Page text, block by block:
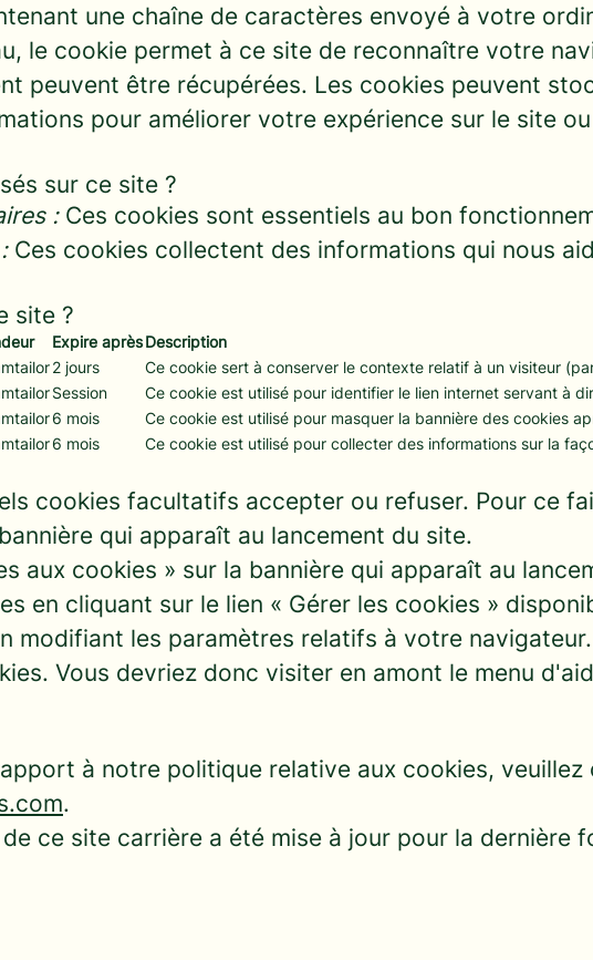
une chaîne de caractères envoyé à votre
le cookie permet à ce site de reconnaître votre
peuvent être récupérées. Les cookies peuvent
pour améliorer votre expérience sur le site
sur ce site ?
:Ces cookies sont essentiels au bon
Ces cookies collectent des informations qui nous
site ?
Expire aprèsDescription
2 jours
Ce cookie sert à conserver le contexte relatif à un visiteur
Session
Ce cookie est utilisé pour identifier le lien internet servant à
6 mois
Ce cookie est utilisé pour masquer la bannière des cookies
6 mois Ce cookie est utilisé pour collecter des informations sur la
cookies facultatifs accepter ou refuser. Pour ce
qui apparaît au lancement du site.
aux cookies » sur la bannière qui apparaît au
en cliquant sur le lien « Gérer les cookies »
modifiant les paramètres relatifs à votre
Vous devriez donc visiter en amont le menu
à notre politique relative aux cookies,
.
ce site carrière a été mise à jour pour la dernière